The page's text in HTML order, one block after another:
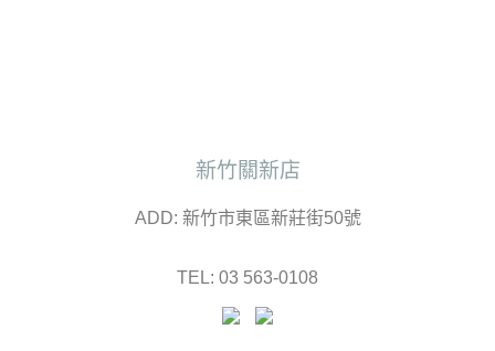
新竹關新店
ADD: 新竹市東區新莊街50號
TEL: 03 563-0108